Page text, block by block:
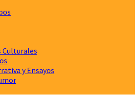
Culturales
y Ensayos